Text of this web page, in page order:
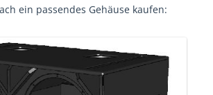
ein passendes Gehäuse kaufen: